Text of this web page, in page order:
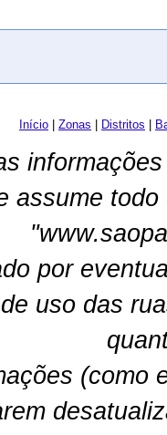
Início Zonas Distritos
assume
por
uso das
(como